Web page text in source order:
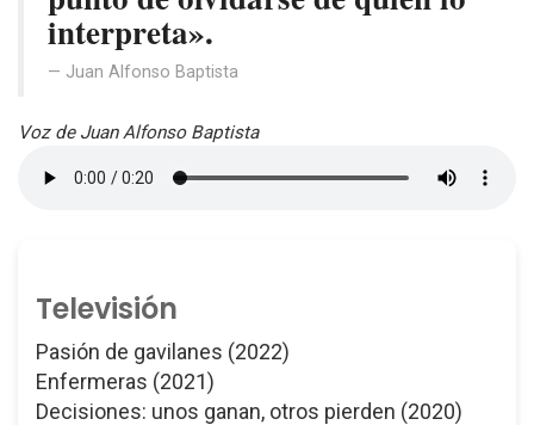
interpreta».
Juan Alfonso Baptista
Voz de Juan Alfonso Baptista
Televisión
Pasión de gavilanes (2022)
Enfermeras (2021)
Decisiones: unos ganan, otros pierden (2020)